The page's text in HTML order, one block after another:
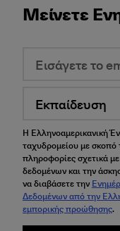
Μείνετε
Εκπαίδευση
Η Ελληνοαμερικανική
ταχυδρομείου με
πληροφορίες σχετικά
δεδομένων και την
να διαβάσετε την
Δεδομένων από την
εμπορικής προώθησης.